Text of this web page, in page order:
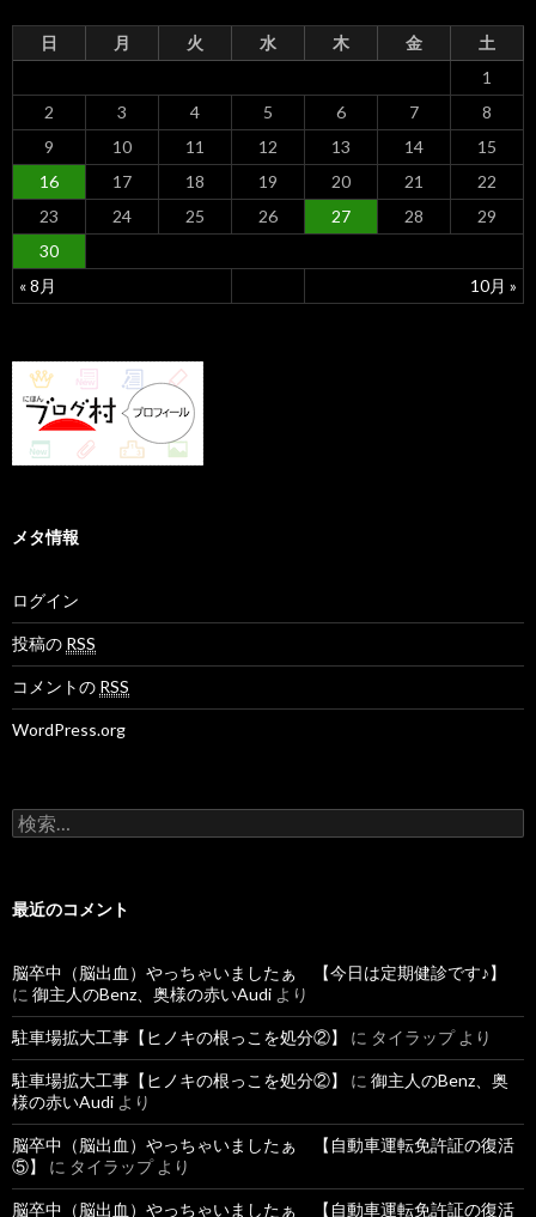
日 月 火 水 木 金 土
« 8月 10月 »
1
2
3 4 5 6 7
8
9
10 11 12 13 14
15
16
17 18 19 20 21
22
23
24 25 26 27 28
29
30
メタ情報
ログイン
投稿の RSS
コメントの RSS
WordPress.org
検
索
最近のコメント
脳卒中（脳出血）やっちゃいましたぁ 【今日は定期健診です♪】
に 御主人のBenz、奥様の赤いAudi より
駐車場拡大工事【ヒノキの根っこを処分②】 に タイラップより
駐車場拡大工事【ヒノキの根っこを処分②】 に 御主人のBenz、奥
様の赤いAudi より
脳卒中（脳出血）やっちゃいましたぁ 【自動車運転免許証の復活
⑤】
に タイラップより
脳卒中（脳出血）やっちゃいましたぁ 【自動車運転免許証の復活